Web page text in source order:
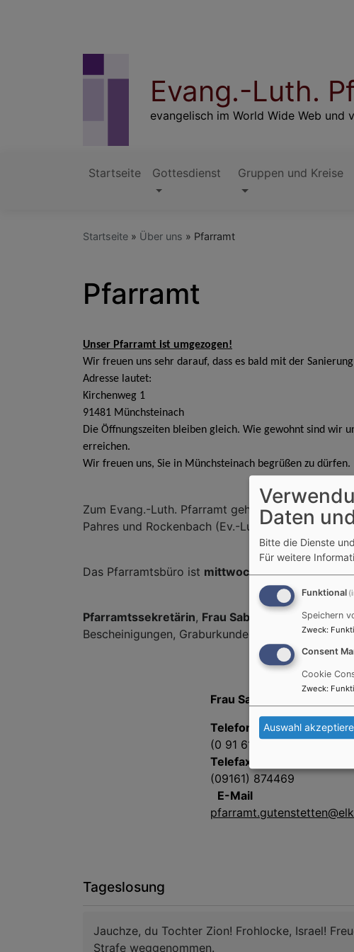
Evang.-Luth.
evangelisch im World Wide Web und
Hauptnavigation
Startseite Gottesdienst Gruppen und Kreise
Startseite Über uns Pfarramt
Pfarramt
Unser Pfarramt ist umgezogen!
Wir freuen uns sehr darauf, dass es bald mit der
Adresse lautet:
Kirchenweg 1
91481 Münchsteinach
Die Öffnungszeiten bleiben gleich. Wie gewohnt sind wir
erreichen.
Wir freuen uns, Sie in Münchsteinach begrüßen zu dürfen.
Zum Evang.-Luth. Pfarramt gehört die Ev.-Luth.
Pahres und Rockenbach (Ev.-Luth.
Das Pfarramtsbüro ist mittwochs von 14.00 bis
Pfarramtssekretärin, Frau Sabine Frühwald,
Bescheinigungen, Graburkunden etc.
Frau Sabine Frühwald
Telefon
(0 91 61) 26 50
Telefax
(09161) 874469
E-Mail
Tageslosung
Jauchze, du Tochter Zion! Frohlocke, Israel!
Strafe weggenommen.
Daten
Bitte die Dienste
Für weitere
Funktional
Speichern
Zweck:
Consent
Cookie
Zweck:
Auswahl